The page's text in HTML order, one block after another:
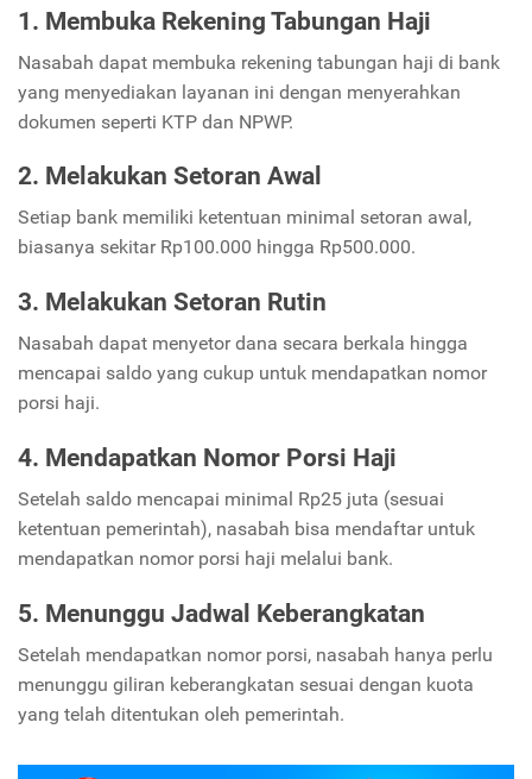
1. Membuka Rekening Tabungan Haji
Nasabah dapat membuka rekening tabungan haji di bank
yang menyediakan layanan ini dengan menyerahkan
dokumen seperti KTP dan NPWP.
2. Melakukan Setoran Awal
Setiap bank memiliki ketentuan minimal setoran awal,
biasanya sekitar Rp100.000 hingga Rp500.000.
3. Melakukan Setoran Rutin
Nasabah dapat menyetor dana secara berkala hingga
mencapai saldo yang cukup untuk mendapatkan nomor
porsi haji.
4. Mendapatkan Nomor Porsi Haji
Setelah saldo mencapai minimal Rp25 juta (sesuai
ketentuan pemerintah), nasabah bisa mendaftar untuk
mendapatkan nomor porsi haji melalui bank.
5. Menunggu Jadwal Keberangkatan
Setelah mendapatkan nomor porsi, nasabah hanya perlu
menunggu giliran keberangkatan sesuai dengan kuota
yang telah ditentukan oleh pemerintah.